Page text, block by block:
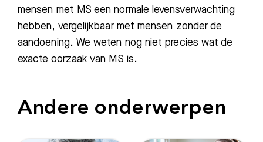
mensen met MS een normale levensverwachting
hebben, vergelijkbaar met mensen zonder de
aandoening. We weten nog niet precies wat de
exacte oorzaak van MS is.
Andere onderwerpen